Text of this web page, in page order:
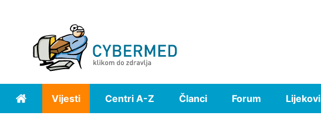
Home Vijesti Centri A-Z Članci Forum Lijekovi